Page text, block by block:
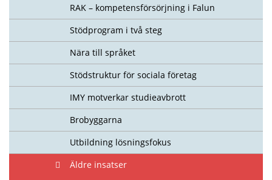
RAK – kompetensförsörjning i Falun
Stödprogram i två steg
Nära till språket
Stödstruktur för sociala företag
IMY motverkar studieavbrott
Brobyggarna
Utbildning lösningsfokus
Äldre insatser